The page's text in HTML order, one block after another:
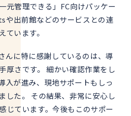
元管理できる」FC向けパッケー
や出前館などのサービスとの連
ています。
んに特に感謝しているのは、導
厚さです。 細かい確認作業をし
入が進み、現地サポートもしっ
した。 その結果、非常に安心し
じています。今後もこのサポー